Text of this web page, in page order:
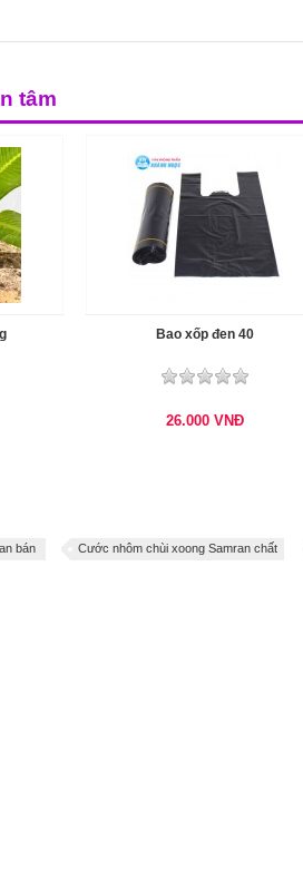
tâm
Bao xốp đen 40
26.000VNĐ
bán Cước nhôm chùi xoong Samran chất